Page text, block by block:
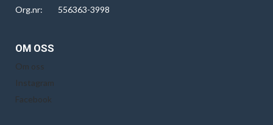
Org.nr:
556363-3998
OM OSS
Om oss
Instagram
Facebook